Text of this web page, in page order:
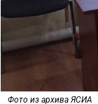
Фото из архива ЯСИА